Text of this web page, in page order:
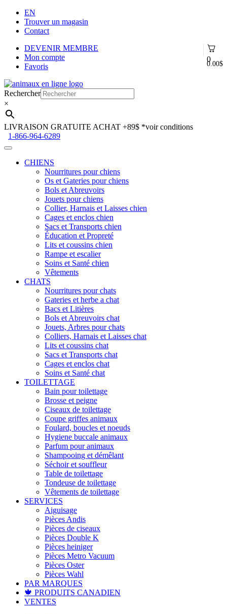
EN
Trouver un magasin
Contact
0
0.00$
DEVENIR MEMBRE
Mon compte
Favoris
Aller
à
la
navigation
Aller
au
contenu
Rechercher
×
LIVRAISON GRATUITE ACHAT +89$ *voir conditions
1-866-964-6289
CHIENS
Nourritures pour chiens
Os et Gateries pour chiens
Bols et Abreuvoirs
Jouets pour chiens
Collier, Harnais et Laisses chien
Cages et enclos chien
Sacs et Transports chien
Éducation et Propreté
Lits et coussins chien
Rampe et escalier
Soins et Santé chien
Vêtements
CHATS
Nourritures pour chats
Gateries et herbe a chat
Bacs et Litières
Bols et Abreuvoirs chat
Jouets, Arbres pour chats
Colliers, Harnais et Laisses chat
Lits et coussins chat
Sacs et Transports chat
Cages et enclos chat
Soins et Santé chat
TOILETTAGE
Bain pour toilettage
Brosse et peigne
Ciseaux de toilettage
Coupe griffes animaux
Foulard, boucles et noeuds
Hygiene buccale animaux
Parfum pour animaux
Shampooing et démêlant
Séchoir et souffleur
Table de toilettage
Tondeuse de toilettage
Vêtements de toilettage
SERVICES
Aiguisage
Pièces Andis
Pièces de ciseaux
Pièces Double K
Pièces heiniger
Pièces Metro Vacuum
Pièces Oster
Pièces Wahl
PAR MARQUES
🍁 PRODUITS CANADIEN
VENTES